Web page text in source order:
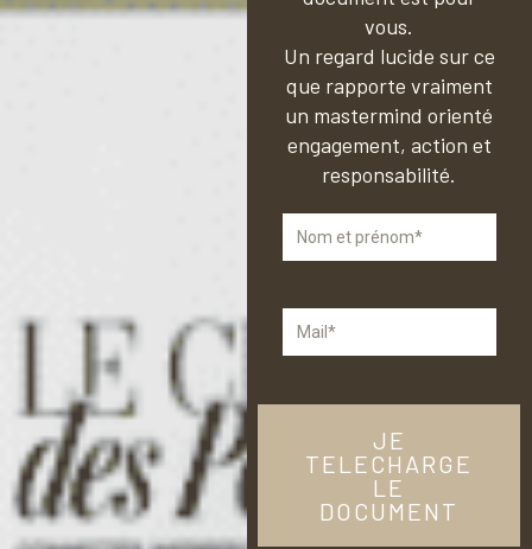
vous.
Un regard lucide sur ce
que rapporte vraiment
un mastermind orienté
engagement, action et
responsabilité.
JE
TELECHARGE
LE
DOCUMENT